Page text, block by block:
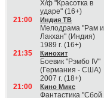
Х/ф "Красотка в
ударе" (16+)
21:00
Индия ТВ
Мелодрама "Рам и
Лакхан" (Индия)
1989 г. (16+)
21:35
Кинохит
Боевик "Рэмбо IV"
(Германия - США)
2007 г. (18+)
21:00
Кино Микс
Фантастика "Сбой